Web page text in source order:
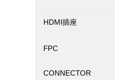
HDMI插座
FPC
CONNECTOR